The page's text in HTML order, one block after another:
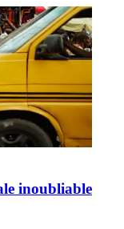
inoubliable